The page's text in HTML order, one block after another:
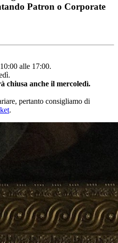
Patron o Corporate
alle 17:00.
chiusa anche il mercoledì.
pertanto consigliamo di
.